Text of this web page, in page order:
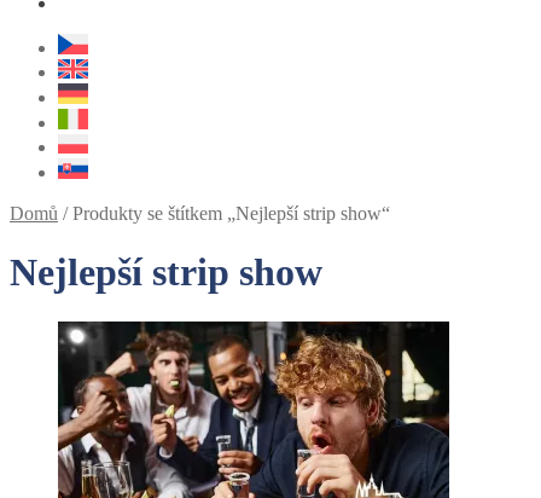
Domů /Produkty se štítkem „Nejlepší strip show“
Nejlepší strip show